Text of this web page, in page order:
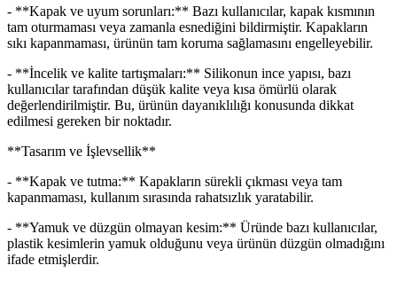
- **Kapak ve uyum sorunları:** Bazı kullanıcılar, kapak kısmının
tam oturmaması veya zamanla esnediğini bildirmiştir. Kapakların
sıkı kapanmaması, ürünün tam koruma sağlamasını engelleyebilir.
- **İncelik ve kalite tartışmaları:** Silikonun ince yapısı, bazı
kullanıcılar tarafından düşük kalite veya kısa ömürlü olarak
değerlendirilmiştir. Bu, ürünün dayanıklılığı konusunda dikkat
edilmesi gereken bir noktadır.
**Tasarım ve İşlevsellik**
- **Kapak ve tutma:** Kapakların sürekli çıkması veya tam
kapanmaması, kullanım sırasında rahatsızlık yaratabilir.
- **Yamuk ve düzgün olmayan kesim:** Üründe bazı kullanıcılar,
plastik kesimlerin yamuk olduğunu veya ürünün düzgün olmadığını
ifade etmişlerdir.